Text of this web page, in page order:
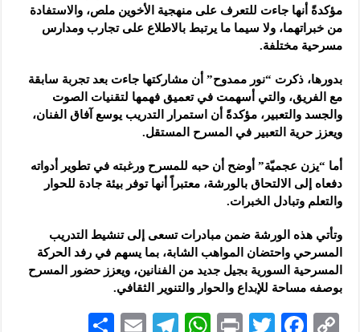
مؤكدةً أنها جاءت للتعرف على منهجية الأخوين ملص، والاستفادة
من خبراتهما، ولا سيما ما يرتبط بالاطلاع على تجارب ومدارس
مسرحية مختلفة.
بدورها، ذكرت “نور ممدوح” أن مشاركتها جاءت بعد تجربة سابقة
مع الفريق، والتي أسهمت في تعميق فهمها لتقنيات الصوت
والجسد والتعبير، مؤكدةً أن استمرار التدريب يوسع آفاق الفنان،
ويعزز حرية التعبير في المسرح المستقل.
أما “يزن عجميّة” أوضح أن حبه للمسرح ورغبته في تطوير أدواته
دفعاه إلى الالتحاق بالورشة، معتبراً أنها توفر بيئة جادة للحوار
والتعلم وتبادل الخبرات.
وتأتي هذه الورشة ضمن مبادرات تسعى إلى تنشيط التدريب
المسرحي واحتضان المواهب الشابة، بما يسهم في رفد الحركة
المسرحية السورية بجيل جديد من الفنانين، ويعزز حضور المسرح
بوصفه مساحة للإبداع والحوار والتنوير الثقافي.
C
F
T
P
W
Te
E